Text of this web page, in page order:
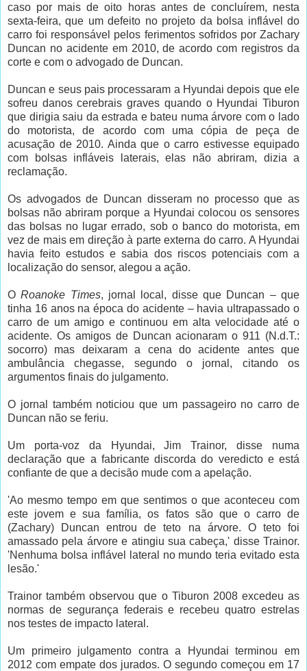
caso por mais de oito horas antes de concluírem, nesta
sexta-feira, que um defeito no projeto da bolsa inflável do
carro foi responsável pelos ferimentos sofridos por Zachary
Duncan no acidente em 2010, de acordo com registros da
corte e com o advogado de Duncan.
Duncan e seus pais processaram a Hyundai depois que ele
sofreu danos cerebrais graves quando o Hyundai Tiburon
que dirigia saiu da estrada e bateu numa árvore com o lado
do motorista, de acordo com uma cópia de peça de
acusação de 2010. Ainda que o carro estivesse equipado
com bolsas infláveis laterais, elas não abriram, dizia a
reclamação.
Os advogados de Duncan disseram no processo que as
bolsas não abriram porque a Hyundai colocou os sensores
das bolsas no lugar errado, sob o banco do motorista, em
vez de mais em direção à parte externa do carro. A Hyundai
havia feito estudos e sabia dos riscos potenciais com a
localização do sensor, alegou a ação.
ORoanoke Times, jornal local, disse que Duncan – que
tinha 16 anos na época do acidente – havia ultrapassado o
carro de um amigo e continuou em alta velocidade até o
acidente. Os amigos de Duncan acionaram o 911 (N.d.T.:
socorro) mas deixaram a cena do acidente antes que
ambulância chegasse, segundo o jornal, citando os
argumentos finais do julgamento.
O jornal também noticiou que um passageiro no carro de
Duncan não se feriu.
Um porta-voz da Hyundai, Jim Trainor, disse numa
declaração que a fabricante discorda do veredicto e está
confiante de que a decisão mude com a apelação.
'Ao mesmo tempo em que sentimos o que aconteceu com
este jovem e sua família, os fatos são que o carro de
(Zachary) Duncan entrou de teto na árvore. O teto foi
amassado pela árvore e atingiu sua cabeça,' disse Trainor.
'Nenhuma bolsa inflável lateral no mundo teria evitado esta
lesão.'
Trainor também observou que o Tiburon 2008 excedeu as
normas de segurança federais e recebeu quatro estrelas
nos testes de impacto lateral.
Um primeiro julgamento contra a Hyundai terminou em
2012 com empate dos jurados. O segundo começou em 17